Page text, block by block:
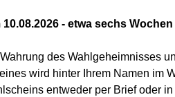
- etwa sechs
des Wahlgeheimnisses
wird hinter Ihrem Namen im
entweder per Brief oder